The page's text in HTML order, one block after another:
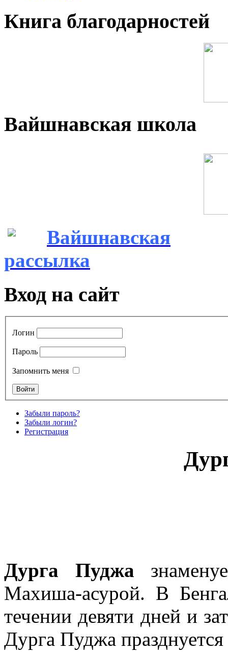
Книга благодарностей
Вайшнавская школа
Вайшнавская
рассылка
Вход на сайт
Логин
Пароль
Запомнить меня
Забыли пароль?
Забыли логин?
Регистрация
Дурга Пуджа
Махиша-асурой. В
течении девяти дней и
Дурга Пуджа